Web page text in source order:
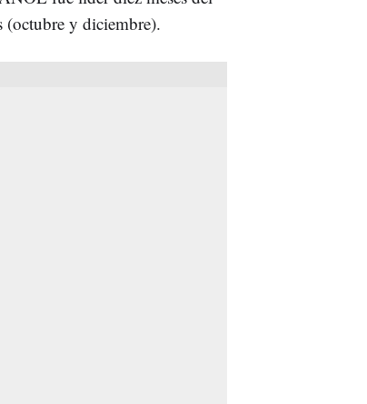
(octubre y diciembre).